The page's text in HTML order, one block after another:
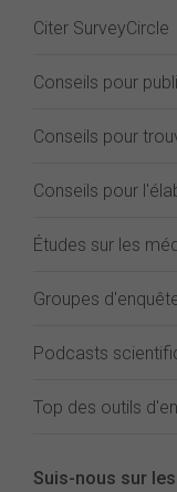
Citer SurveyCircle
Conseils pour
Conseils pour
Conseils pour
Études sur les
Groupes
Podcasts
Top des outils
Suis-nous sur